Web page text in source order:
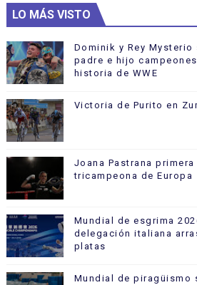
LO MÁS VISTO
Dominik y Rey
padre e hijo
historia de WWE
Victoria de Purito en
Joana Pastrana
tricampeona de Europa
Mundial de esgrima
delegación italiana
platas
Mundial de piragüismo